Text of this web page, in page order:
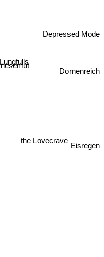
Lungfulls
Dornenreich
the Lovecrave Eisregen
Depressed Mode